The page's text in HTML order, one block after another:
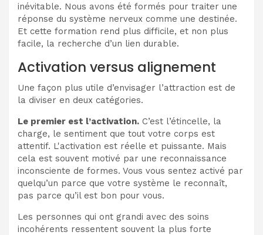
inévitable. Nous avons été formés pour traiter une
réponse du système nerveux comme une destinée.
Et cette formation rend plus difficile, et non plus
facile, la recherche d’un lien durable.
Activation versus alignement
Une façon plus utile d’envisager l’attraction est de
la diviser en deux catégories.
Le premier est l’activation. C’est l’étincelle, la
charge, le sentiment que tout votre corps est
attentif. L'activation est réelle et puissante. Mais
cela est souvent motivé par une reconnaissance
inconsciente de formes. Vous vous sentez activé par
quelqu’un parce que votre système le reconnaît,
pas parce qu’il est bon pour vous.
Les personnes qui ont grandi avec des soins
incohérents ressentent souvent la plus forte